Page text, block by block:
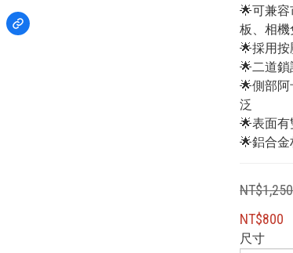
🌟可兼容
板、相機
🌟採用
🌟二道
🌟側部
泛
🌟表面
🌟鋁合金
NT$1,250
NT$800
尺寸